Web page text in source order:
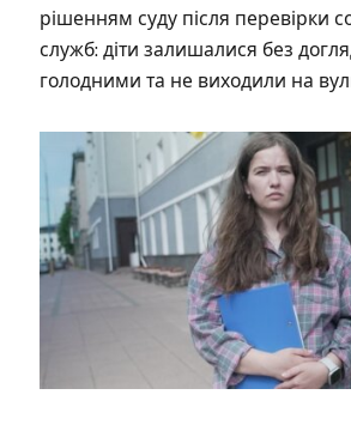
рішенням суду після перевірки
служб: діти залишалися без
голодними та не виходили на